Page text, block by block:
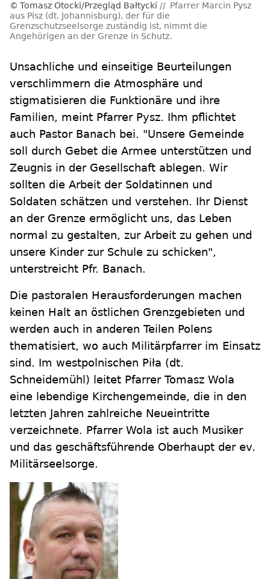
Tomasz Otocki/Przegląd Bałtycki
Pfarrer Marcin Pysz
aus Pisz (dt. Johannisburg), der für die
Grenzschutzseelsorge zuständig ist, nimmt die
Angehörigen an der Grenze in Schutz.
Unsachliche und einseitige Beurteilungen
verschlimmern die Atmosphäre und
stigmatisieren die Funktionäre und ihre
Familien, meint Pfarrer Pysz. Ihm pflichtet
auch Pastor Banach bei. "Unsere Gemeinde
soll durch Gebet die Armee unterstützen und
Zeugnis in der Gesellschaft ablegen. Wir
sollten die Arbeit der Soldatinnen und
Soldaten schätzen und verstehen. Ihr Dienst
an der Grenze ermöglicht uns, das Leben
normal zu gestalten, zur Arbeit zu gehen und
unsere Kinder zur Schule zu schicken",
unterstreicht Pfr. Banach.
Die pastoralen Herausforderungen machen
keinen Halt an östlichen Grenzgebieten und
werden auch in anderen Teilen Polens
thematisiert, wo auch Militärpfarrer im Einsatz
sind. Im westpolnischen Piła (dt.
Schneidemühl) leitet Pfarrer Tomasz Wola
eine lebendige Kirchengemeinde, die in den
letzten Jahren zahlreiche Neueintritte
verzeichnete. Pfarrer Wola ist auch Musiker
und das geschäftsführende Oberhaupt der ev.
Militärseelsorge.